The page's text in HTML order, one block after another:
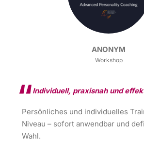
ANONYM
Workshop
Individuell, praxisnah und
Persönliches und individuelles
Niveau – sofort anwendbar und
Wahl.